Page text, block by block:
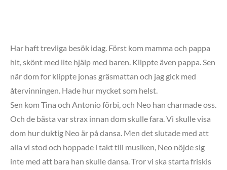
Har haft trevliga besök idag. Först kom mamma och pappa
hit, skönt med lite hjälp med baren. Klippte även pappa. Sen
när dom for klippte jonas gräsmattan och jag gick med
återvinningen. Hade hur mycket som helst.
Sen kom Tina och Antonio förbi, och Neo han charmade oss.
Och de bästa var strax innan dom skulle fara. Vi skulle visa
dom hur duktig Neo är på dansa. Men det slutade med att
alla vi stod och hoppade i takt till musiken, Neo nöjde sig
inte med att bara han skulle dansa. Tror vi ska starta friskis